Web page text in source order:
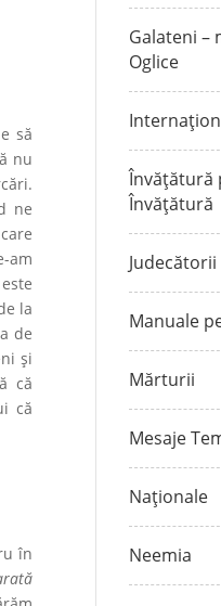
să
nu
ne
am
la
de
și
că
că
în
Galateni –
Oglice
Învățătură
Învățătură
Judecătorii
Manuale
Mărturii
Mesaje
Naționale
Neemia